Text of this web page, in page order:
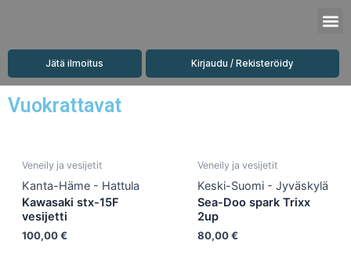
Jätä ilmoitus Kirjaudu / Rekisteröidy
Vuokrattavat
Veneily ja vesijetit
Kanta-Häme - Hattula
Kawasaki stx-15F
vesijetti
100,00€
Veneily ja vesijetit
Keski-Suomi - Jyväskylä
Sea-Doo spark Trixx
2up
80,00€